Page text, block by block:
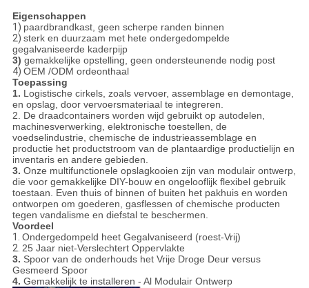
Eigenschappen
1) paardbrandkast, geen scherpe randen binnen
2) sterk en duurzaam met hete ondergedompelde
gegalvaniseerde kaderpijp
3) gemakkelijke opstelling, geen ondersteunende nodig post
4) OEM /ODM ordeonthaal
Toepassing
1. Logistische cirkels, zoals vervoer, assemblage en demontage,
en opslag, door vervoersmateriaal te integreren.
2. De draadcontainers worden wijd gebruikt op autodelen,
machinesverwerking, elektronische toestellen, de
voedselindustrie, chemische de industrieassemblage en
productie het productstroom van de plantaardige productielijn en
inventaris en andere gebieden.
3. Onze multifunctionele opslagkooien zijn van modulair ontwerp,
die voor gemakkelijke DIY-bouw en ongelooflijk flexibel gebruik
toestaan. Even thuis of binnen of buiten het pakhuis en worden
ontworpen om goederen, gasflessen of chemische producten
tegen vandalisme en diefstal te beschermen.
Voordeel
1. Ondergedompeld heet Gegalvaniseerd (roest-Vrij)
2. 25 Jaar niet-Verslechtert Oppervlakte
3. Spoor van de onderhouds het Vrije Droge Deur versus
Gesmeerd Spoor
4. Gemakkelijk te installeren - Al Modulair Ontwerp